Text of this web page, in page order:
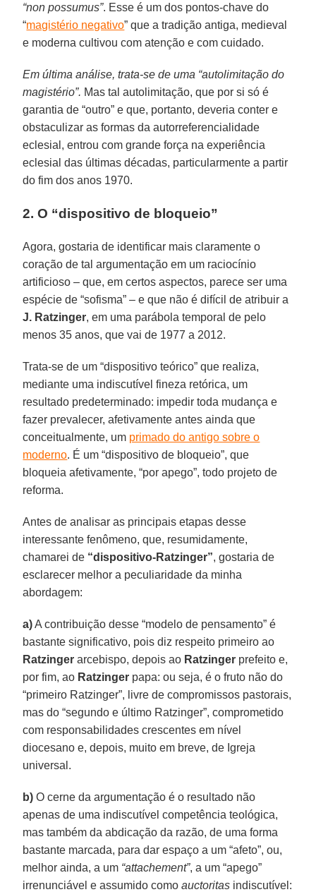
“non possumus”. Esse é um dos pontos-chave do
“magistério negativo” que a tradição antiga, medieval
e moderna cultivou com atenção e com cuidado.
Em última análise, trata-se de uma “autolimitação do
magistério”. Mas tal autolimitação, que por si só é
garantia de “outro” e que, portanto, deveria conter e
obstaculizar as formas da autorreferencialidade
eclesial, entrou com grande força na experiência
eclesial das últimas décadas, particularmente a partir
do fim dos anos 1970.
2. O “dispositivo de bloqueio”
Agora, gostaria de identificar mais claramente o
coração de tal argumentação em um raciocínio
artificioso – que, em certos aspectos, parece ser uma
espécie de “sofisma” – e que não é difícil de atribuir a
J. Ratzinger, em uma parábola temporal de pelo
menos 35 anos, que vai de 1977 a 2012.
Trata-se de um “dispositivo teórico” que realiza,
mediante uma indiscutível fineza retórica, um
resultado predeterminado: impedir toda mudança e
fazer prevalecer, afetivamente antes ainda que
conceitualmente, um primado do antigo sobre o
moderno. É um “dispositivo de bloqueio”, que
bloqueia afetivamente, “por apego”, todo projeto de
reforma.
Antes de analisar as principais etapas desse
interessante fenômeno, que, resumidamente,
chamarei de “dispositivo-Ratzinger”, gostaria de
esclarecer melhor a peculiaridade da minha
abordagem:
a)A contribuição desse “modelo de pensamento” é
bastante significativo, pois diz respeito primeiro ao
Ratzinger arcebispo, depois ao Ratzinger prefeito e,
por fim, ao Ratzinger papa: ou seja, é o fruto não do
“primeiro Ratzinger”, livre de compromissos pastorais,
mas do “segundo e último Ratzinger”, comprometido
com responsabilidades crescentes em nível
diocesano e, depois, muito em breve, de Igreja
universal.
b) O cerne da argumentação é o resultado não
apenas de uma indiscutível competência teológica,
mas também da abdicação da razão, de uma forma
bastante marcada, para dar espaço a um “afeto”, ou,
melhor ainda, a um “attachement”, a um “apego”
irrenunciável e assumido comoauctoritas indiscutível: